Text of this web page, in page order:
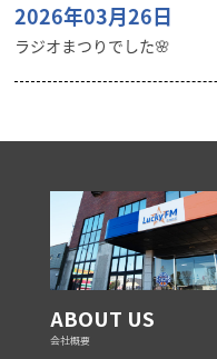
2026年03月26日
ラジオまつりでした🌸
ABOUT US
会社概要